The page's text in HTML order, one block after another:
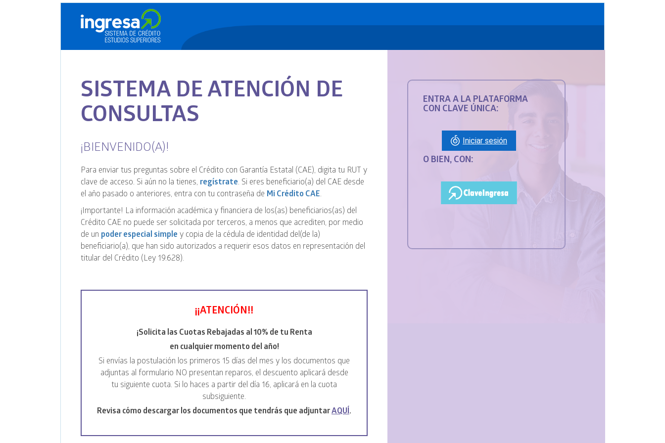
SISTEMA DE ATENCIÓN DE
CONSULTAS
¡BIENVENIDO(A)!
Para enviar tus preguntas sobre el Crédito con Garantía Estatal (CAE), digita tu RUT y
clave de acceso. Si aún no la tienes, regístrate. Si eres beneficiario(a) del CAE desde
el año pasado o anteriores, entra con tu contraseña de Mi Crédito CAE.
¡Importante! La información académica y financiera de los(as) beneficiarios(as) del
Crédito CAE no puede ser solicitada por terceros, a menos que acrediten, por medio
de un poder especial simple y copia de la cédula de identidad del(de la)
beneficiario(a), que han sido autorizados a requerir esos datos en representación del
titular del Crédito (Ley 19.628).
¡¡ATENCIÓN!!
¡Solicita las Cuotas Rebajadas al 10% de tu Renta
en cualquier momento del año!
Si envías la postulación los primeros 15 días del mes y los documentos que
adjuntas al formulario NO presentan reparos, el descuento aplicará desde
tu siguiente cuota. Si lo haces a partir del día 16, aplicará en la cuota
subsiguiente.
Revisa cómo descargar los documentos que tendrás que adjuntarAQUÍ.
ENTRA A LA PLATAFORMA
CON CLAVE ÚNICA:
Iniciar sesión
O BIEN, CON: